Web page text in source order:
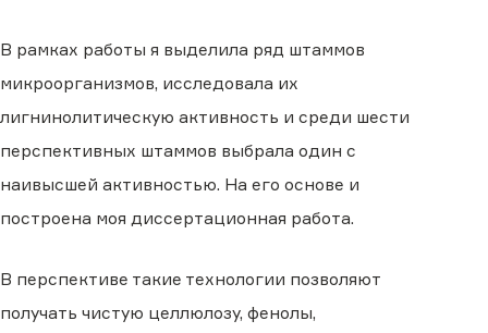
В рамках работы я выделила ряд штаммов
микроорганизмов, исследовала их
лигнинолитическую активность и среди шести
перспективных штаммов выбрала один с
наивысшей активностью. На его основе и
построена моя диссертационная работа.
В перспективе такие технологии позволяют
получать чистую целлюлозу, фенолы,